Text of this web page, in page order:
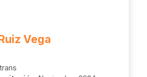
Vega